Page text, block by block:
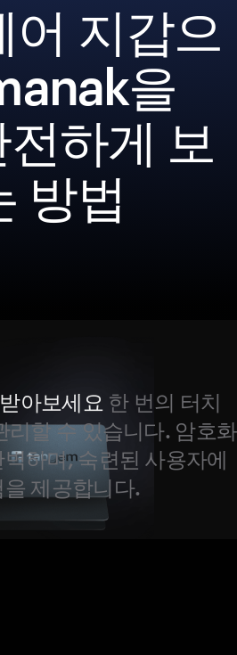
어 지갑으
을
하게 보
방법
아보세요 한 번의 터치
리할 수 있습니다. 암호화
하며, 숙련된 사용자에
제공합니다.